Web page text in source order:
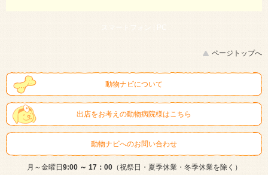
スマートフォン |
ページトップへ
動物ナビについて
出店をお考えの動物病院様はこちら
動物ナビへのお問い合わせ
月～金曜日 9:00 ～ 17：00（祝祭日・夏季休業・冬季休業を除く）